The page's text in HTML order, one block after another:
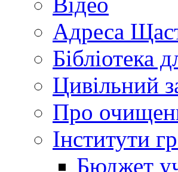
Адреса
Бібліотека
Цивільний
Про
Інститути
Бюджет